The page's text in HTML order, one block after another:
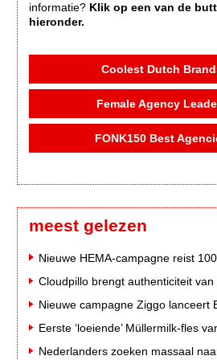
informatie? Klik op een van de
hieronder.
Coolest Dutch
Female Agency
FONK150 Best
meest gelezen